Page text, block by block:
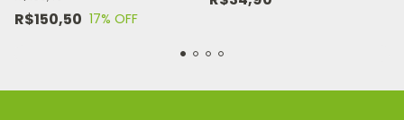
R$150,50 17% OFF